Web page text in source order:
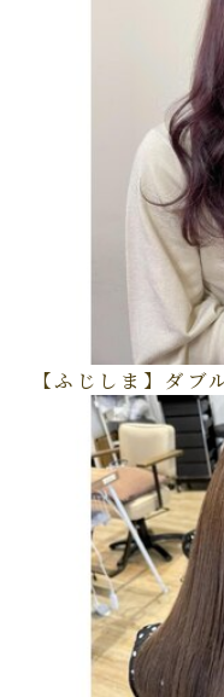
【ふじしま】ダブ